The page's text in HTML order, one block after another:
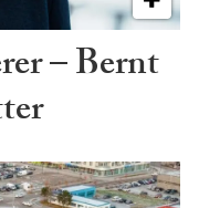
– Bernt